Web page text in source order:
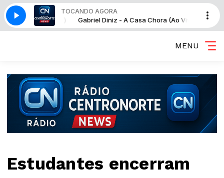
TOCANDO AGORA
Chora (Ao Vivo) Gabriel Diniz - A Casa Chora (Ao Vivo)
MENU
Estudantes encerram